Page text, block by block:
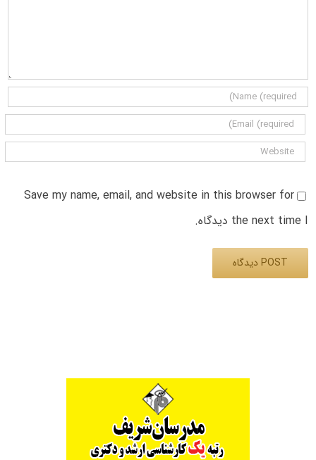
Save my name, email, and website in this browser for
the next time I دیدگاه.